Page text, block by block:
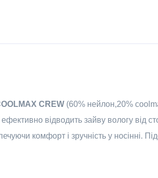
CREW (60% нейлон,20%
відводить зайву вологу від
комфорт і зручність у носінні.